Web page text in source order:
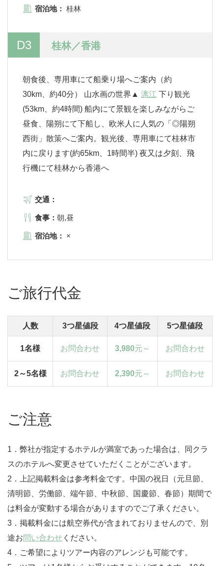
宿泊地： 桂林
D3 桂林／香港
朝食後、専用車にて船乗り場へご案内（約
30km、約40分） 山水画の世界▲ 漓江 下り観光
(53km、約4時間) 船内にて景観を楽しみながらご
昼食、陽朔にて下船し、欧米人に人気の「◎陽朔
西街」散策へご案内。観光後、専用車にて桂林市
内に戻ります(約65km、1時間半) 夜又は夕刻、飛
行機にて桂林から香港へ
交通：
食事： 朝,昼
宿泊地： ×
ご旅行代金
人数 3つ星値段 4つ星値段 5つ星値段
1名様 お問合わせ 3,980元～ お問合わせ
2～5名様 お問合わせ 2,390元～ お問合わせ
ご注意
1．弊社が指定するホテルが満室であった場合は、同クラ
スのホテルへ変更させていただくことがございます。
2．上記掲載料金は参考料金です。中国の祝日（元旦節、
清明節、労働節、端午節、中秋節、国慶節、春節）期間で
は料金が変動する場合がありますのでご了承ください。
3．掲載料金には航空券代が含まれておりませんので、別
途お問い合わせ ください。
4．ご希望によりツアー内容のアレンジも可能です。